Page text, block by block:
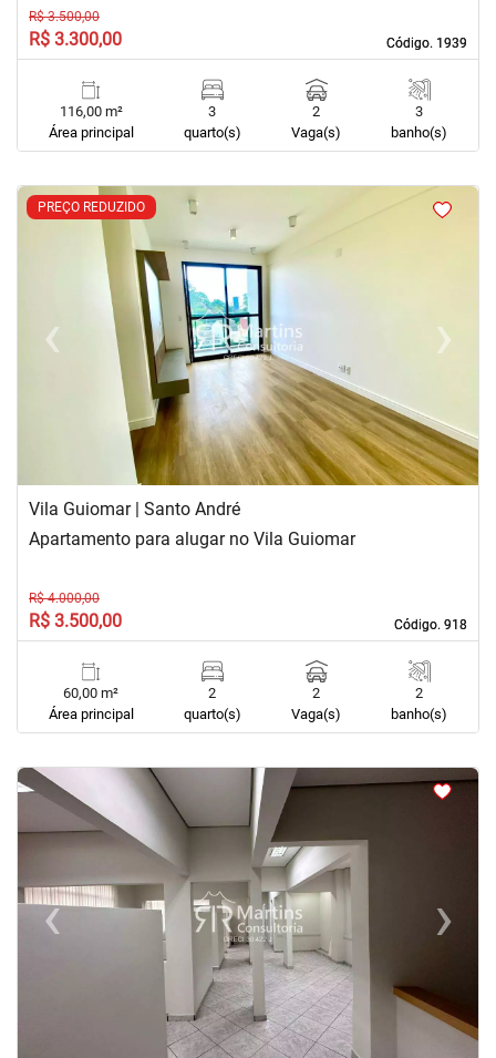
Código. 1939
Código. 1939
R$ 3.500,00
R$ 3.300,00
116,00 m²
Área principal
3
quarto(s)
2
Vaga(s)
3
banho(s)
PREÇO REDUZIDO
<<<
‹Previous ›Next
Vila Guiomar | Santo André
Código. 918
Código. 918
Apartamento para alugar no Vila Guiomar
R$ 4.000,00
R$ 3.500,00
60,00 m²
Área principal
2
quarto(s)
2
Vaga(s)
2
banho(s)
<<<<
‹Previous ›
Next